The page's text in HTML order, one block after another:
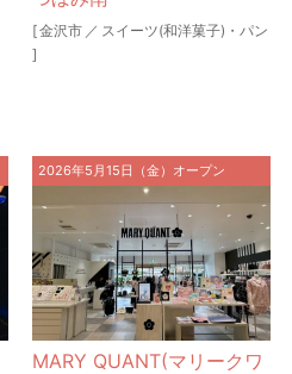
[金沢市 ／ スイーツ(和洋菓子)・パン
]
2026年5月15日（金）オープン
MARY QUANT(マリークワ